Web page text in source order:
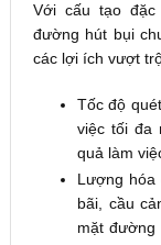
Với cấu tạo
đường hút bụi
các lợi ích vượt
Tốc độ
việc tối đa
quả làm
Lượng hóa
bãi, cầu
mặt